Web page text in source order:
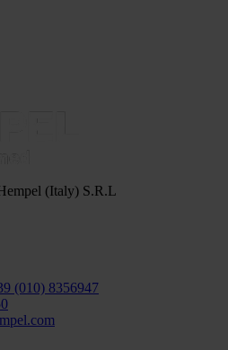
(Italy) S.R.L
(010) 8356947